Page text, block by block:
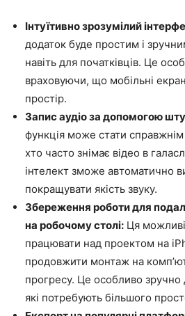
Інтуїтивно зрозумілий
додаток буде простим і
навіть для початківців. Це
враховуючи, що мобільні
простір.
Запис аудіо за допомогою
функція може стати
хто часто знімає відео в
інтелект зможе автоматично
покращувати якість звуку.
Збереження роботи для
на робочому столі: Ця
працювати над проектом на
продовжити монтаж на
прогресу. Це особливо зручно
які потребують більшого